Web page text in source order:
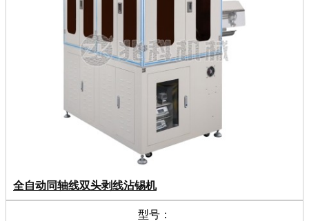
全自动同轴线双头剥线沾锡机
型号：